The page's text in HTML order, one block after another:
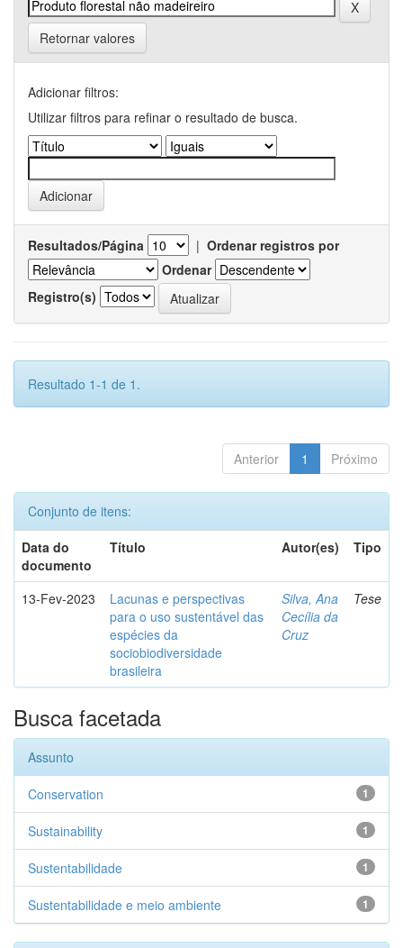
Retornar valores
Adicionar filtros:
Utilizar filtros para refinar o resultado de busca.
Resultados/Página | Ordenar registros por
Ordenar
Registro(s)
Resultado 1-1 de 1.
Anterior 1 Próximo
Conjunto de itens:
Data do
documento
Título Autor(es) Tipo
13-Fev-2023
Lacunas e perspectivas
para o uso sustentável das
espécies da
sociobiodiversidade
brasileira
Silva, Ana
Cecília da
Cruz
Tese
Busca facetada
Assunto
1
Conservation
1
Sustainability
1
Sustentabilidade
1
Sustentabilidade e meio ambiente